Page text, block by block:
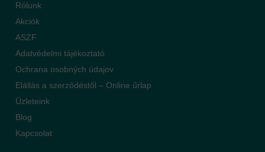
Rólunk
Akciók
ASZF
Adatvédelmi tájékoztató
Ochrana osobných údajov
Elállás a szerződéstől – Online űrlap
Üzleteink
Blog
Kapcsolat